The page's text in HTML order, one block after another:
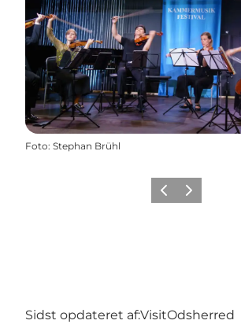
Foto: Stephan Brühl
Forrige billede
Næste billede
Sidst opdateret af:VisitOdsherred